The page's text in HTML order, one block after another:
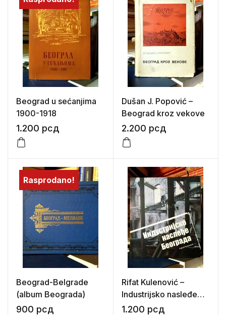
Beograd u sećanjima
1900-1918
1.200 рсд
Dušan J. Popović –
Beograd kroz vekove
2.200 рсд
Rasprodano!
Beograd-Belgrade
(album Beograda)
900 рсд
Rifat Kulenović –
Industrijsko nasleđe
Beograda
1.200 рсд